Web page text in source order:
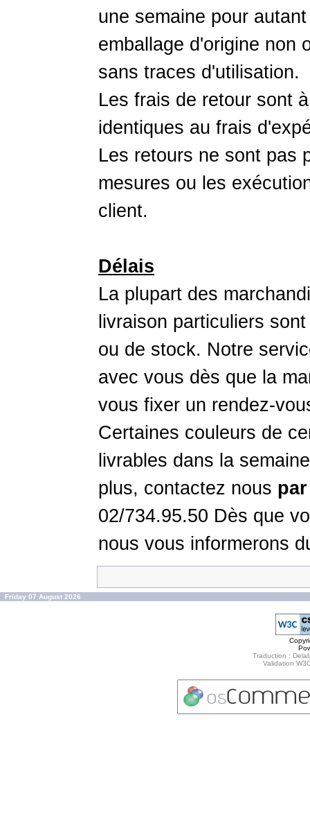
une semaine pour
emballage d'origine non
sans traces d'utilisation.
Les frais de retour sont
identiques au frais
Les retours ne sont pas
mesures ou les
client.
Délais
La plupart des
livraison particuliers
ou de stock. Notre
avec vous dès que la
vous fixer un rendez-
Certaines couleurs de
livrables dans la
plus, contactez nous
02/734.95.50 Dès que
nous vous informerons
Friday 07 August 2026
Traduction :
Validation